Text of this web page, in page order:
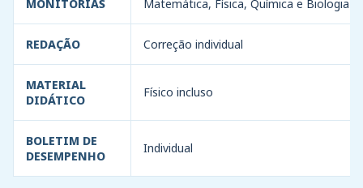
MONITORIAS Matemática, Física, Química e Biologia
REDAÇÃO Correção individual
MATERIAL
DIDÁTICO
Físico incluso
BOLETIM DE
DESEMPENHO
Individual